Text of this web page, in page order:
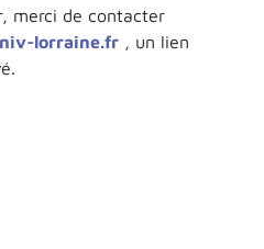
merci de contacter
lorraine.fr, un lien